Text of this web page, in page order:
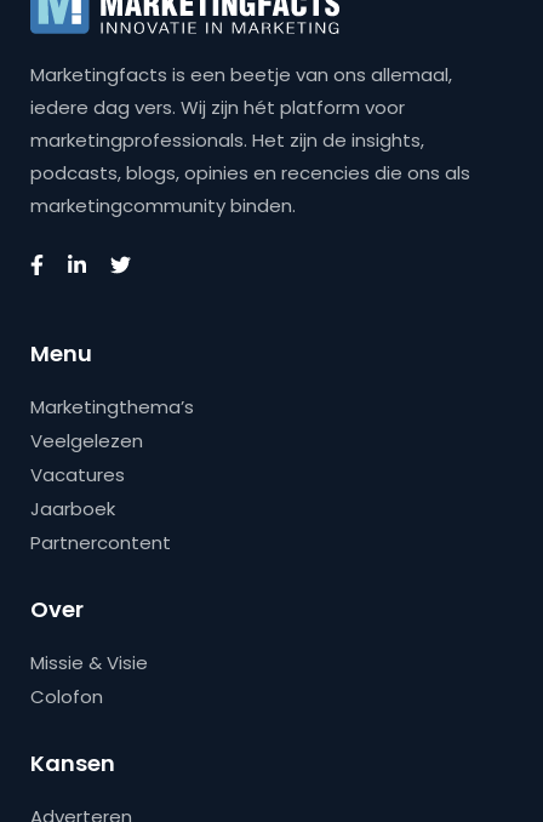
Marketingfacts is een beetje van ons allemaal,
iedere dag vers. Wij zijn hét platform voor
marketingprofessionals. Het zijn de insights,
podcasts, blogs, opinies en recencies die ons als
marketingcommunity binden.
Menu
Marketingthema’s
Veelgelezen
Vacatures
Jaarboek
Partnercontent
Over
Missie & Visie
Colofon
Kansen
Adverteren